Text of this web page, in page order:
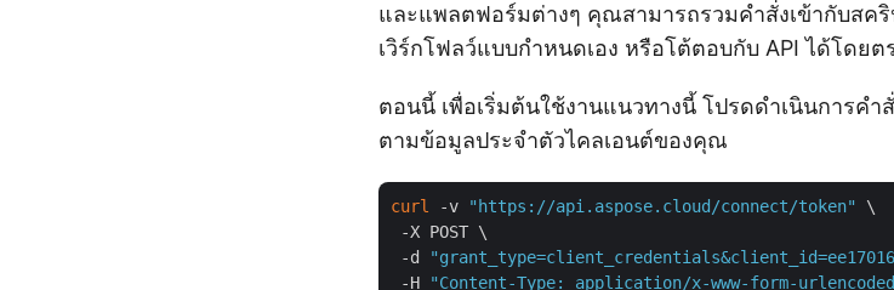
และแพลตฟอร์มต่างๆ คุณสามารถรวมคำสั่งเข้ากับสค
เวิร์กโฟลว์แบบกำหนดเอง หรือโต้ตอบกับ API ได้โดยต
ตอนนี้ เพื่อเริ่มต้นใช้งานแนวทางนี้ โปรดดำเนินการคำ
ตามข้อมูลประจำตัวไคลเอนต์ของคุณ
curl -v "https://api.aspose.cloud/connect/token"
\
-X POST \
-d
-H
"Content-Type: application/x-www-form-